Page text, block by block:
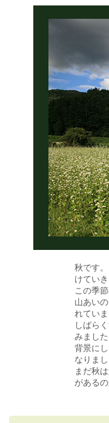
秋です
けていき
この季
山あい
れていま
しばら
みまし
背景に
なりまし
まだ秋
がある